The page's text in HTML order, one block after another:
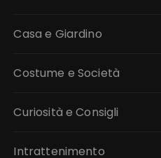
Casa e Giardino
Costume e Società
Curiosità e Consigli
Intrattenimento